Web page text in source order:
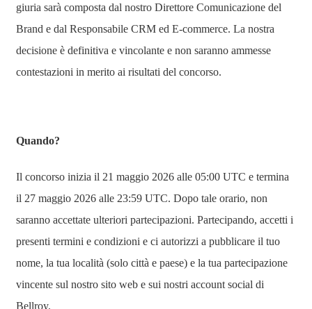
giuria sarà composta dal nostro Direttore Comunicazione del
Brand e dal Responsabile CRM ed E-commerce. La nostra
decisione è definitiva e vincolante e non saranno ammesse
contestazioni in merito ai risultati del concorso.
Quando?
Il concorso inizia il 21 maggio 2026 alle 05:00 UTC e termina
il 27 maggio 2026 alle 23:59 UTC. Dopo tale orario, non
saranno accettate ulteriori partecipazioni. Partecipando, accetti i
presenti termini e condizioni e ci autorizzi a pubblicare il tuo
nome, la tua località (solo città e paese) e la tua partecipazione
vincente sul nostro sito web e sui nostri account social di
Bellroy.